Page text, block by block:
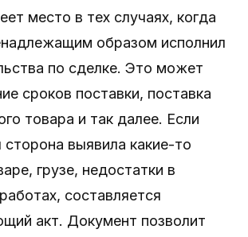
место в тех случаях, когда
образом исполнил
по сделке. Это может
сроков поставки, поставка
товара и так далее. Если
выявила какие-то
грузе, недостатки в
составляется
акт. Документ позволит